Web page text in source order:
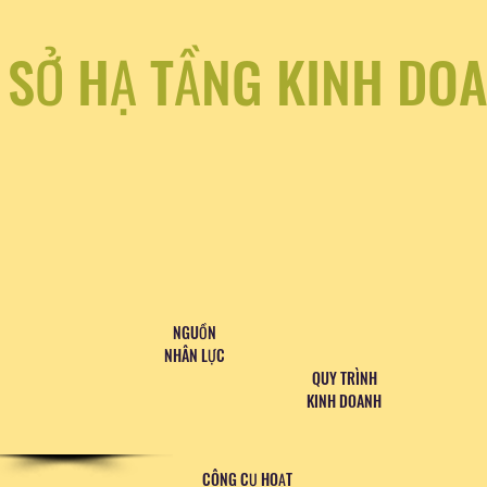
HẠ TẦNG KINH
QUY TRÌNH
KINH DOANH
CÔNG CỤ HOẠT
NGUỒN
NHÂN LỰC